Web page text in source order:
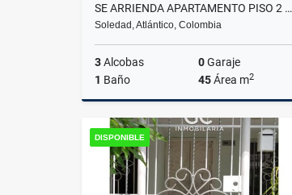
SE ARRIENDA APARTAMENTO PISO 2 SOLEDAD 2000 (SOLEDAD, ATLANTICO)
Soledad, Atlántico, Colombia
3Alcobas 0Garaje
1 Baño 45Área m2
Alquiler
$300.000
DISPONIBLE